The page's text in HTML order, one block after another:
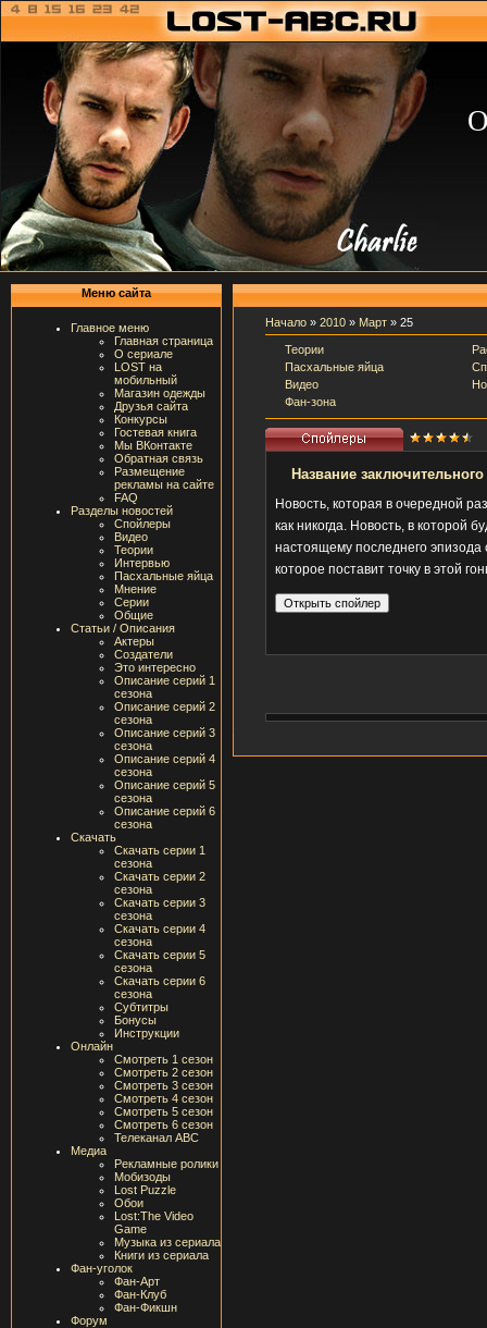
Меню сайта
Главное меню
Главная страница
О сериале
LOST на
мобильный
Магазин одежды
Друзья сайта
Конкурсы
Гостевая книга
Мы ВКонтакте
Обратная связь
Размещение
рекламы на сайте
FAQ
Разделы новостей
Спойлеры
Видео
Теории
Интервью
Пасхальные яйца
Мнение
Серии
Общие
Статьи / Описания
Актеры
Создатели
Это интересно
Описание серий 1
сезона
Описание серий 2
сезона
Описание серий 3
сезона
Описание серий 4
сезона
Описание серий 5
сезона
Описание серий 6
сезона
Скачать
Скачать серии 1
сезона
Скачать серии 2
сезона
Скачать серии 3
сезона
Скачать серии 4
сезона
Скачать серии 5
сезона
Скачать серии 6
сезона
Субтитры
Бонусы
Инструкции
Онлайн
Смотреть 1 сезон
Смотреть 2 сезон
Смотреть 3 сезон
Смотреть 4 сезон
Смотреть 5 сезон
Смотреть 6 сезон
Телеканал ABC
Медиа
Рекламные ролики
Мобизоды
Lost Puzzle
Обои
Lost:The Video
Game
Музыка из сериала
Книги из сериала
Фан-уголок
Фан-Арт
Фан-Клуб
Фан-Фикшн
Форум
Начало » 2010 » Март » 25
Теории
Пасхальные яйца
Видео
Фан-зона
Название
Новость, которая в очередной
как никогда. Новость, в которой
настоящему последнего
которое поставит точку в этой